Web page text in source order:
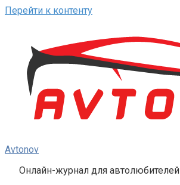
Перейти к контенту
Avtonov
Онлайн-журнал для автолюбителей